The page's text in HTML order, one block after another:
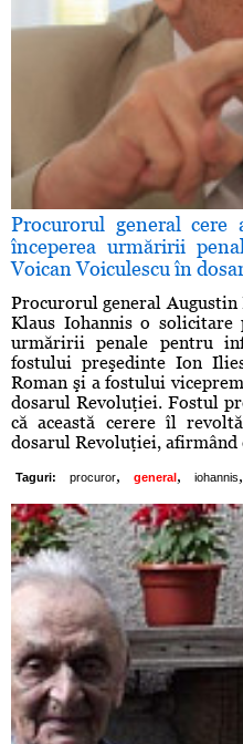
Procurorul general cere
începerea urmăririi
Voican Voiculescu în
Procurorul general
Klaus Iohannis o solicitare
urmăririi penale pentru
fostului preşedinte Ion
Roman şi a fostului
dosarul Revoluţiei. Fostul
că această cerere îl
dosarul Revoluţiei, afirmând
Taguri: procuror, general , iohannis,